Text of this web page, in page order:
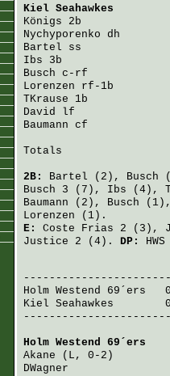
Kiel Seahawkes
Königs 2b
Nychyporenko dh
Bartel ss
Ibs 3b
Busch c-rf              1
Lorenzen rf-1b
TKrause 1b
David lf                2
Baumann cf
Totals
2B: Bartel (2), Busch
Busch 3 (7), Ibs (4),
Baumann (2), Busch
Lorenzen (1).
E: Coste Frias 2 (3),
Justice 2 (4). DP:
Holm Westend 69´ers
Kiel Seahawkes
Holm Westend 69´ers
Akane (L, 0-2)
DWagner